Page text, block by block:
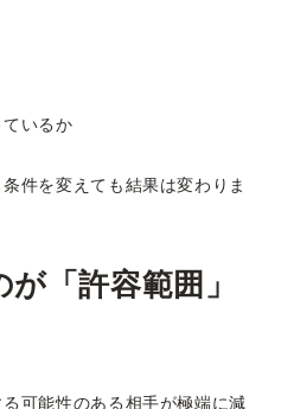
ているか
件を変えても結果は変わりま
「許容範囲」
可能性のある相手が極端に減